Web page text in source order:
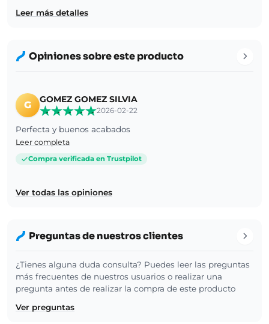
Leer más detalles
Opiniones sobre este producto
G
GOMEZ GOMEZ SILVIA
2026-02-22
Perfecta y buenos acabados
Leer completa
Compra verificada en Trustpilot
Ver todas las opiniones
Preguntas de nuestros clientes
¿Tienes alguna duda consulta? Puedes leer las preguntas
más frecuentes de nuestros usuarios o realizar una
pregunta antes de realizar la compra de este producto
Ver preguntas